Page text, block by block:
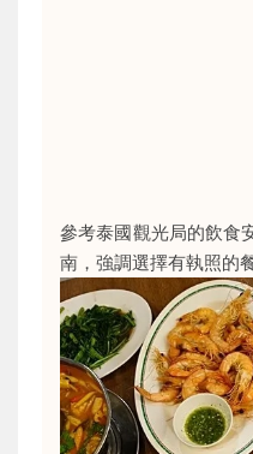
參考泰國觀光局的飲食
南，強調選擇有執照的餐